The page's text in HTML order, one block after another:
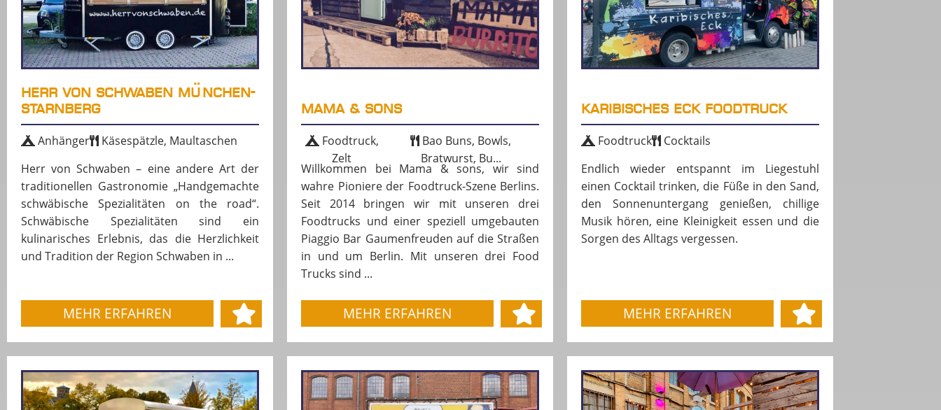
HERR VON SCHWABEN MÜNCHEN-
STARNBERG
Anhänger
Käsespätzle, Maultaschen
Herr von Schwaben – eine andere Art der
traditionellen Gastronomie „Handgemachte
schwäbische Spezialitäten on the road“.
Schwäbische Spezialitäten sind ein
kulinarisches Erlebnis, das die Herzlichkeit
und Tradition der Region Schwaben in ...
MEHR ERFAHREN
MAMA & SONS
Foodtruck,
Zelt
Bao Buns, Bowls,
Bratwurst, Bu...
Willkommen bei Mama & sons, wir sind
wahre Pioniere der Foodtruck-Szene Berlins.
Seit 2014 bringen wir mit unseren drei
Foodtrucks und einer speziell umgebauten
Piaggio Bar Gaumenfreuden auf die Straßen
in und um Berlin. Mit unseren drei Food
Trucks sind ...
MEHR ERFAHREN
KARIBISCHES ECK FOODTRUCK
Foodtruck
Cocktails
Endlich wieder entspannt im Liegestuhl
einen Cocktail trinken, die Füße in den Sand,
den Sonnenuntergang genießen, chillige
Musik hören, eine Kleinigkeit essen und die
Sorgen des Alltags vergessen.
MEHR ERFAHREN